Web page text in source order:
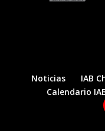
Noticias IAB
Calendario